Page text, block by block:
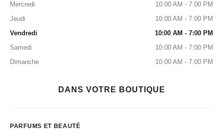
Mercredi
10:00 AM - 7:00 PM
Jeudi
10:00 AM - 7:00 PM
Vendredi
10:00 AM - 7:00 PM
Samedi
10:00 AM - 7:00 PM
Dimanche
10:00 AM - 7:00 PM
DANS VOTRE BOUTIQUE
PARFUMS ET BEAUTÉ